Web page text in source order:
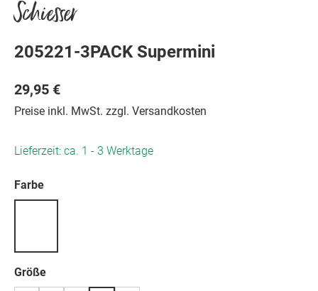
Schiesser
205221-3PACK Supermini
29,95 €
Preise inkl. MwSt. zzgl. Versandkosten
Lieferzeit: ca. 1 - 3 Werktage
Farbeauswählen
Größeauswählen